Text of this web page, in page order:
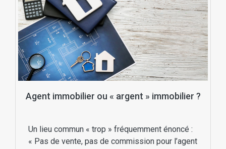
Agent immobilier ou « argent » immobilier ?
Un lieu commun « trop » fréquemment énoncé :
« Pas de vente, pas de commission pour l’agent